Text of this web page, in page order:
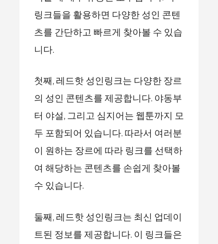
링크들을 활용하면 다양한 성인 콘텐
츠를 간단하고 빠르게 찾아볼 수 있습
니다.
첫째, 레드핫 성인링크는 다양한 장르
의 성인 콘텐츠를 제공합니다. 야동부
터 야설, 그리고 심지어는 웹툰까지 모
두 포함되어 있습니다. 따라서 여러분
이 원하는 장르에 따라 링크를 선택하
여 해당하는 콘텐츠를 손쉽게 찾아볼
수 있습니다.
둘째, 레드핫 성인링크는 최신 업데이
트된 정보를 제공합니다. 이 링크들은